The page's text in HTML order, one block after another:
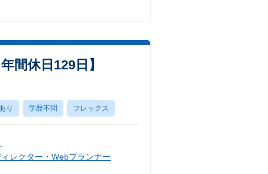
間休日129日】
り 学歴不問 フレックス
レクター・Webプランナー